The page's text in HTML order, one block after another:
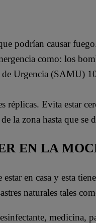
podrían causar
como: los
Urgencia (SAMU)
réplicas. Evita estar
de la zona hasta que
EN LA
en casa y esta
naturales tales
medicina,